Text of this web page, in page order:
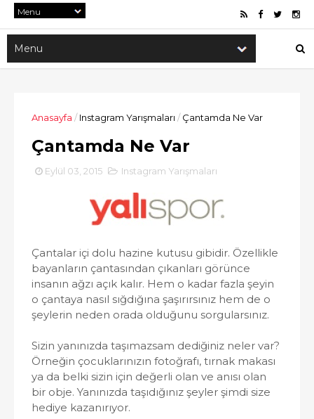
Anasayfa / Instagram Yarışmaları / Çantamda Ne Var
Çantamda Ne Var
Eylül 03, 2015 Instagram Yarışmaları
Çantalar içi dolu hazine kutusu gibidir. Özellikle
bayanların çantasından çıkanları görünce
insanın ağzı açık kalır. Hem o kadar fazla şeyin
o çantaya nasıl sığdığına şaşırırsınız hem de o
şeylerin neden orada olduğunu sorgularsınız.
Sizin yanınızda taşımazsam dediğiniz neler var?
Örneğin çocuklarınızın fotoğrafı, tırnak makası
ya da belki sizin için değerli olan ve anısı olan
bir obje. Yanınızda taşıdığınız şeyler şimdi size
hediye kazanırıyor.